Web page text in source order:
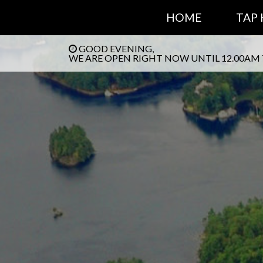
HOME TAP
GOOD EVENING,
WE ARE OPEN RIGHT NOW UNTIL